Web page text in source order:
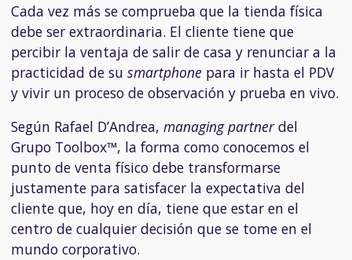
Cada vez más se comprueba que la tienda física
debe ser extraordinaria. El cliente tiene que
percibir la ventaja de salir de casa y renunciar a la
practicidad de su smartphone para ir hasta el PDV
y vivir un proceso de observación y prueba en vivo.
Según Rafael D’Andrea, managing partnerdel
Grupo Toolbox™, la forma como conocemos el
punto de venta físico debe transformarse
justamente para satisfacer la expectativa del
cliente que, hoy en día, tiene que estar en el
centro de cualquier decisión que se tome en el
mundo corporativo.